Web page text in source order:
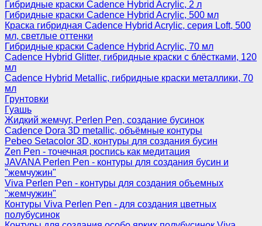
Гибридные краски Cadence Hybrid Acrylic, 2 л
Гибридные краски Cadence Hybrid Acrylic, 500 мл
Краска гибридная Cadence Hybrid Acrylic, серия Loft, 500
мл, светлые оттенки
Гибридные краски Cadence Hybrid Acrylic, 70 мл
Cadence Hybrid Glitter, гибридные краски с блёстками, 120
мл
Cadence Hybrid Metallic, гибридные краски металлики, 70
мл
Грунтовки
Гуашь
Жидкий жемчуг, Perlen Pen, создание бусинок
Cadence Dora 3D metallic, объёмные контуры
Pebeo Setacolor 3D, контуры для создания бусин
Zen Pen - точечная роспись как медитация
JAVANA Perlen Pen - контуры для создания бусин и
"жемчужин"
Viva Perlen Pen - контуры для создания объемных
"жемчужин"
Контуры Viva Perlen Pen - для создания цветных
полубусинок